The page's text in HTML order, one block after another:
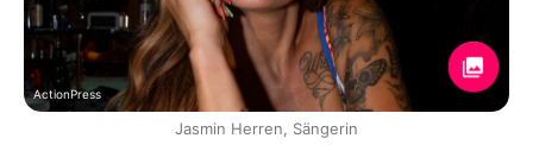
ActionPress
Jasmin Herren, Sängerin